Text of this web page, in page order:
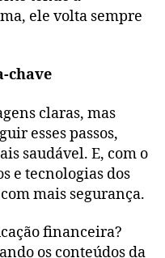
ele volta sempre
chave
claras, mas
esses passos,
saudável. E, com o
e tecnologias dos
mais segurança.
financeira?
os conteúdos da